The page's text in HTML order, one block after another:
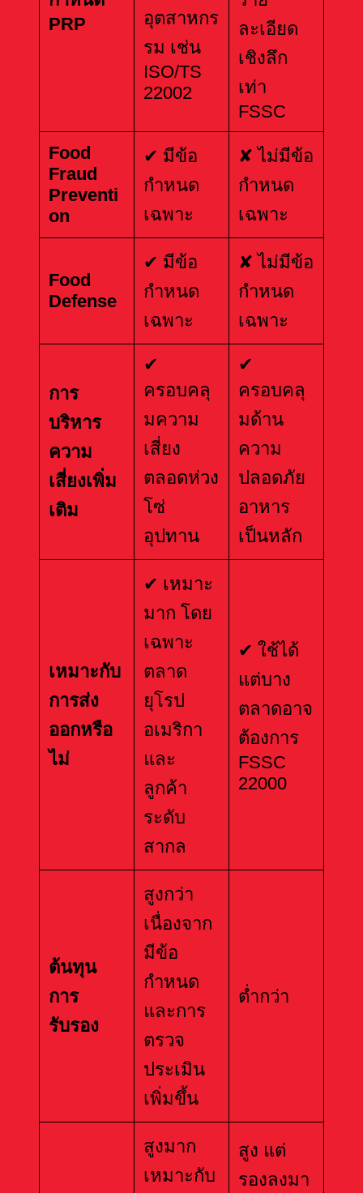
PRP
อุตสาหกร
รม เช่น
ISO/TS
22002
ละเอียด
เชิงลึก
เท่า
FSSC
Food
Fraud
Preventi
on
✔ มีข้อ
กำหนด
เฉพาะ
✘ ไม่มีข้อ
กำหนด
เฉพาะ
Food
Defense
✔ มีข้อ
กำหนด
เฉพาะ
✘ ไม่มีข้อ
กำหนด
เฉพาะ
การ
บริหาร
ความ
เสี่ยงเพิ่ม
เติม
✔
ครอบคลุ
มความ
เสี่ยง
ตลอดห่วง
โซ่
อุปทาน
✔
ครอบคลุ
มด้าน
ความ
ปลอดภัย
อาหาร
เป็นหลัก
เหมาะกับ
การส่ง
ออกหรือ
ไม่
✔ เหมาะ
มาก โดย
เฉพาะ
ตลาด
ยุโรป
อเมริกา
และ
ลูกค้า
ระดับ
สากล
✔ ใช้ได้
แต่บาง
ตลาดอาจ
ต้องการ
FSSC
22000
ต้นทุน
การ
รับรอง
สูงกว่า
เนื่องจาก
มีข้อ
กำหนด
และการ
ตรวจ
ประเมิน
เพิ่มขึ้น
ต่ำกว่า
สูงมาก
เหมาะกับ
สูง แต่
รองลงมา